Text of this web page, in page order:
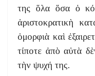
της ὅλα ὅσα ὁ
ἀριστοκρατικὴ
ὀμορφιὰ καὶ
τίποτε ἀπὸ αὐτὰ
τὴν ψυχή της.